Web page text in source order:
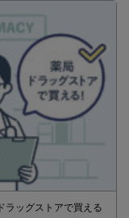
ッグストアで買える